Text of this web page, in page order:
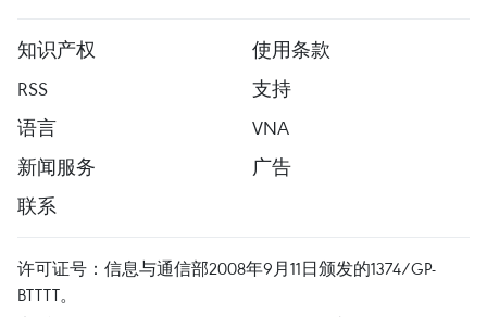
知识产权
使用条款
RSS
支持
语言
VNA
新闻服务
广告
联系
许可证号：信息与通信部2008年9月11日颁发的1374/GP-
BTTTT。